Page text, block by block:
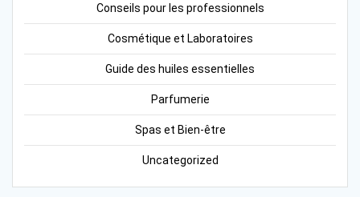
Conseils pour les professionnels
Cosmétique et Laboratoires
Guide des huiles essentielles
Parfumerie
Spas et Bien-être
Uncategorized